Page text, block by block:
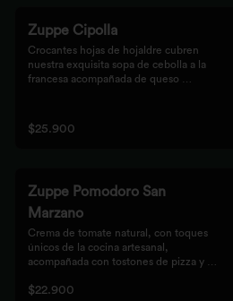
Zuppe Cipolla
Crocantes hojas de hojaldre cubren
nuestra exquisita sopa de cebolla a la
francesa acompañada de queso
$25.900
Zuppe Pomodoro San
Marzano
Crema de tomate natural, con toques
únicos de la cocina artesanal,
acompañada con tostones de pizza y
$22.900